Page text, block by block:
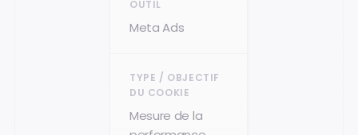
Meta Ads
Mesure de la